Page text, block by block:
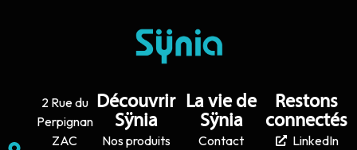
2 Rue du
Perpignan
ZAC
Découvrir
Sÿnia
Nos produits
La vie de
Sÿnia
Contact
Restons
connectés
LinkedIn